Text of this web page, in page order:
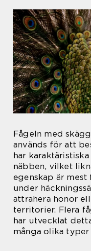
Fågeln med
används för att
har
näbben, vilket
egenskap är mest
under
attrahera honor
territorier. Flera
har utvecklat
många olika